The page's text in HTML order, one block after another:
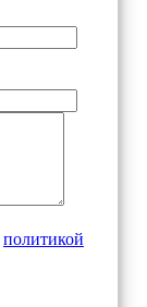
политикой